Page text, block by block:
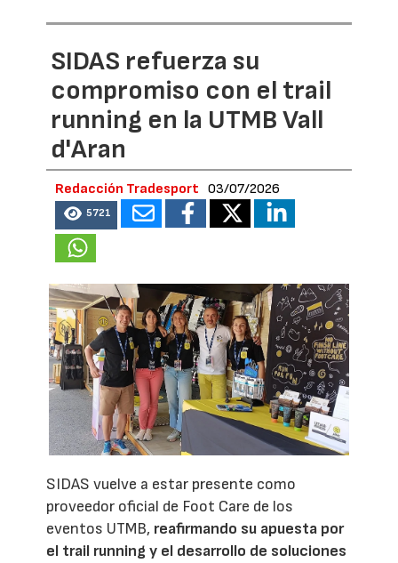
SIDAS refuerza su
compromiso con el trail
running en la UTMB Vall
d'Aran
Redacción Tradesport 03/07/2026
5721
SIDAS vuelve a estar presente como
proveedor oficial de Foot Care de los
eventos UTMB, reafirmando su apuesta por
el trail running y el desarrollo de soluciones